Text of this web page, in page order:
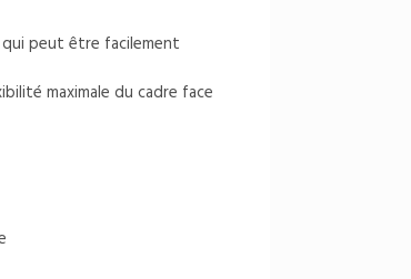
qui peut être facilement
maximale du cadre face